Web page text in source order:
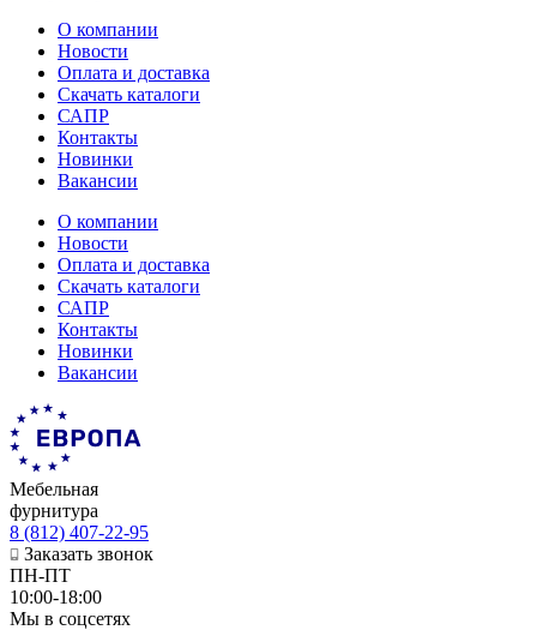
О компании
Новости
Оплата и доставка
Скачать каталоги
САПР
Контакты
Новинки
Вакансии
О компании
Новости
Оплата и доставка
Скачать каталоги
САПР
Контакты
Новинки
Вакансии
Мебельная
фурнитура
8 (812) 407-22-95
Заказать звонок
ПН-ПТ
10:00-18:00
Мы в соцсетях